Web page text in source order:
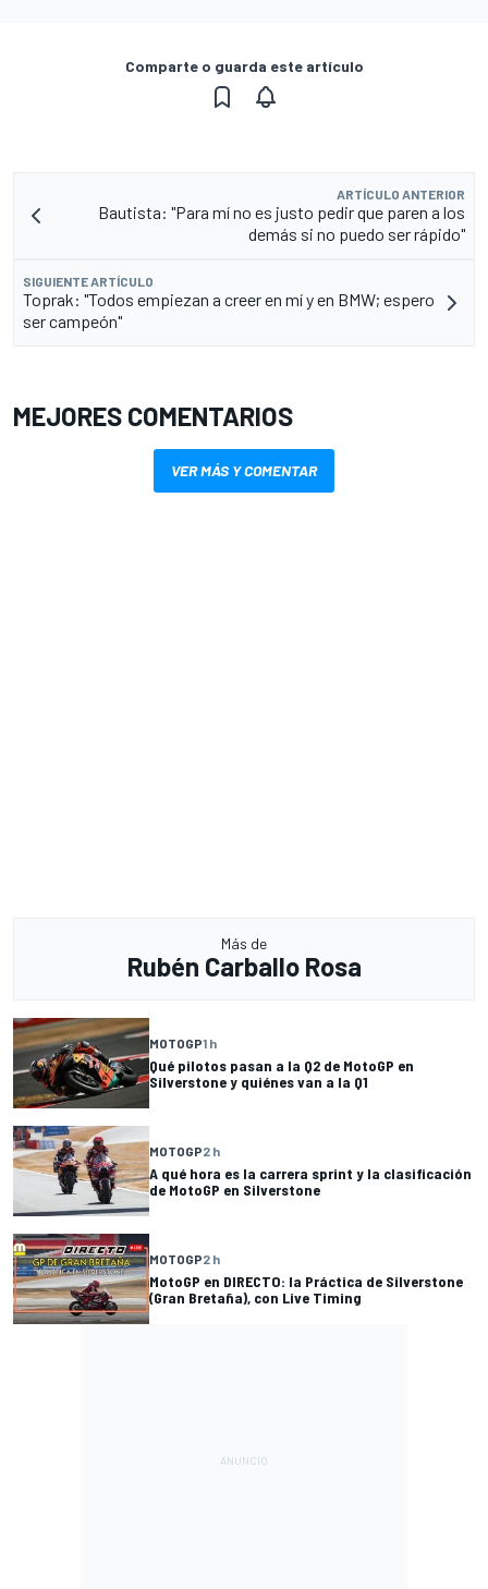
Comparte o guarda este artículo
ARTÍCULO ANTERIOR
Bautista: "Para mí no es justo pedir que paren a los
demás si no puedo ser rápido"
SIGUIENTE ARTÍCULO
Toprak: "Todos empiezan a creer en mí y en BMW; espero
ser campeón"
MEJORES COMENTARIOS
VER MÁS Y COMENTAR
Más de
Rubén Carballo Rosa
MOTOGP1 h
Qué pilotos pasan a la Q2 de MotoGP en
Silverstone y quiénes van a la Q1
MOTOGP2 h
A qué hora es la carrera sprint y la clasificación
de MotoGP en Silverstone
MOTOGP2 h
MotoGP en DIRECTO: la Práctica de Silverstone
(Gran Bretaña), con Live Timing